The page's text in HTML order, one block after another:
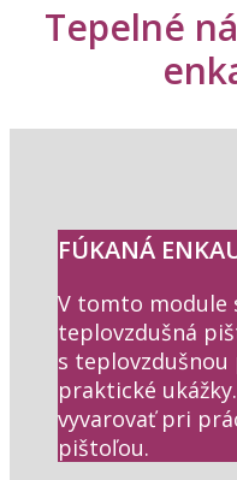
Tepelné
FÚKANÁ
V tomto module
teplovzdušná
s
praktické
vyvarovať pri
pištoľou.